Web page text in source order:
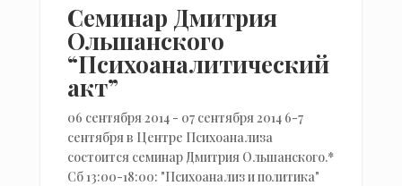
Семинар Дмитрия
Ольшанского
“Психоаналитический
акт”
06 сентября 2014 - 07 сентября 2014 6-7
сентября в Центре Психоанализа
состоится семинар Дмитрия Ольшанского.*
Сб 13:00-18:00: "Психоанализ и политика"